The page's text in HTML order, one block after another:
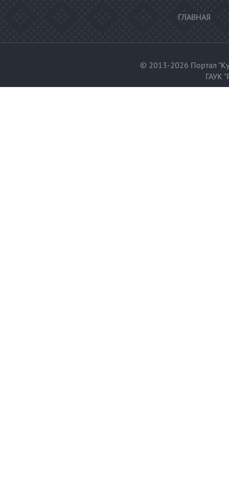
ГЛАВНАЯ
© 2013-2026 Портал
ГАУК